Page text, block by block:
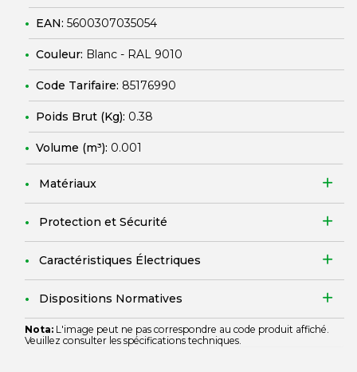
EAN: 5600307035054
Couleur: Blanc - RAL 9010
Code Tarifaire: 85176990
Poids Brut (Kg): 0.38
Volume (m³): 0.001
Matériaux
Protection et Sécurité
Caractéristiques Électriques
Dispositions Normatives
Nota: L'image peut ne pas correspondre au code produit affiché.
Veuillez consulter les spécifications techniques.